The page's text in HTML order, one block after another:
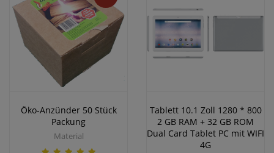
Öko-Anzünder 50 Stück
Packung
Material
Tablett 10.1 Zoll 1280 * 800
2 GB RAM + 32 GB ROM
Dual Card Tablet PC mit WIFI
4G